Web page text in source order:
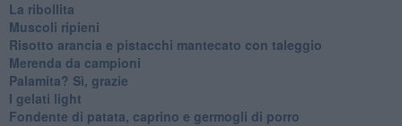
La ribollita
Muscoli ripieni
Risotto arancia e pistacchi mantecato con taleggio
Merenda da campioni
Palamita? Sì, grazie
I gelati light
Fondente di patata, caprino e germogli di porro